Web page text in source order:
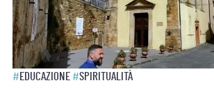
#EDUCAZIONE #SPIRITUALITÀ